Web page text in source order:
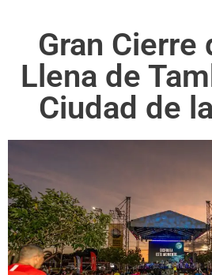
Gran Cierre
Llena de
Ciudad de